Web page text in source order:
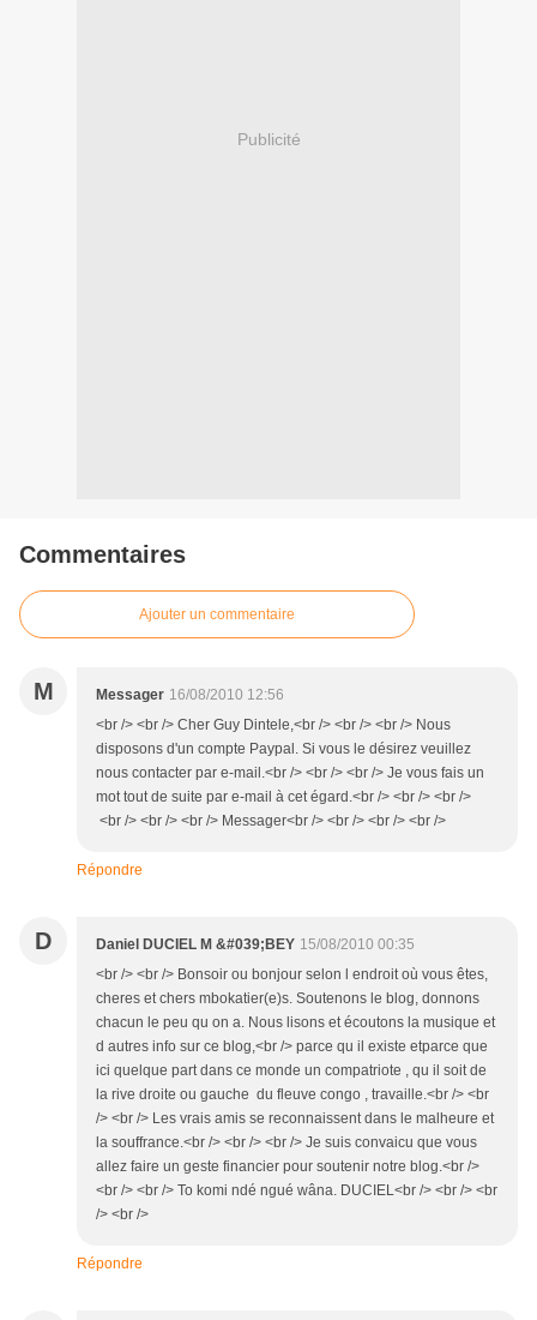
Publicité
Commentaires
Ajouter un commentaire
M Messager 16/08/2010 12:56
<br /> <br /> Cher Guy Dintele,<br /> <br /> <br /> Nous
disposons d'un compte Paypal. Si vous le désirez veuillez
nous contacter par e-mail.<br /> <br /> <br /> Je vous fais un
mot tout de suite par e-mail à cet égard.<br /> <br /> <br />
<br /> <br /> <br /> Messager<br /> <br /> <br /> <br />
Répondre
D Daniel DUCIEL M &#039;BEY 15/08/2010 00:35
<br /> <br /> Bonsoir ou bonjour selon l endroit où vous êtes,
cheres et chers mbokatier(e)s. Soutenons le blog, donnons
chacun le peu qu on a. Nous lisons et écoutons la musique et
d autres info sur ce blog,<br /> parce qu il existe etparce que
ici quelque part dans ce monde un compatriote , qu il soit de
la rive droite ou gauche du fleuve congo , travaille.<br /> <br
/> <br /> Les vrais amis se reconnaissent dans le malheure et
la souffrance.<br /> <br /> <br /> Je suis convaicu que vous
allez faire un geste financier pour soutenir notre blog.<br />
<br /> <br /> To komi ndé ngué wâna. DUCIEL<br /> <br /> <br
/> <br />
Répondre